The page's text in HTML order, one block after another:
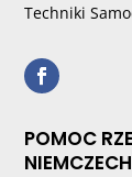
Techniki
POMOC
NIEMCZECH